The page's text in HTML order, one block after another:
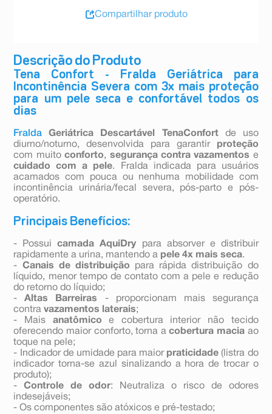
Descrição do Produto
Tena Confort - Fralda Geriátrica para
Incontinência Severa com 3x mais proteção
para um pele seca e confortável todos os
dias
Fralda Geriátrica Descartável TenaConfortde uso
diurno/noturno, desenvolvida para garantir proteção
com muitoconforto, segurança contra vazamentos e
cuidado com a pele. Fralda indicada para usuários
acamados com pouca ou nenhuma mobilidade com
incontinência urinária/fecal severa, pós-parto e pós-
operatório.
Principais Benefícios:
- Possuicamada AquiDry para absorver e distribuir
rapidamente a urina, mantendo a pele 4x mais seca.
- Canais de distribuição para rápida distribuição do
líquido, menor tempo de contato com a pele e redução
do retorno do líquido;
-Altas Barreiras
- proporcionam mais segurança
contravazamentos laterais;
- Mais anatômico e cobertura interior não tecido
oferecendo maior conforto, torna acobertura macia ao
toque na pele;
- Indicador de umidade para maior praticidade (listra do
indicador torna-se azul sinalizando a hora de trocar o
produto);
-Controle de odor: Neutraliza o risco de odores
indesejáveis;
- Os componentes são atóxicos e pré-testado;
Compartilhar produto